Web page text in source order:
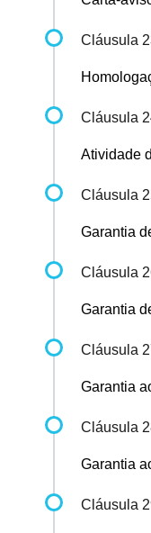
Cláusula
Cláusula
Atividade
Cláusula
Garantia
Cláusula
Garantia
Cláusula
Garantia
Cláusula
Garantia
Cláusula